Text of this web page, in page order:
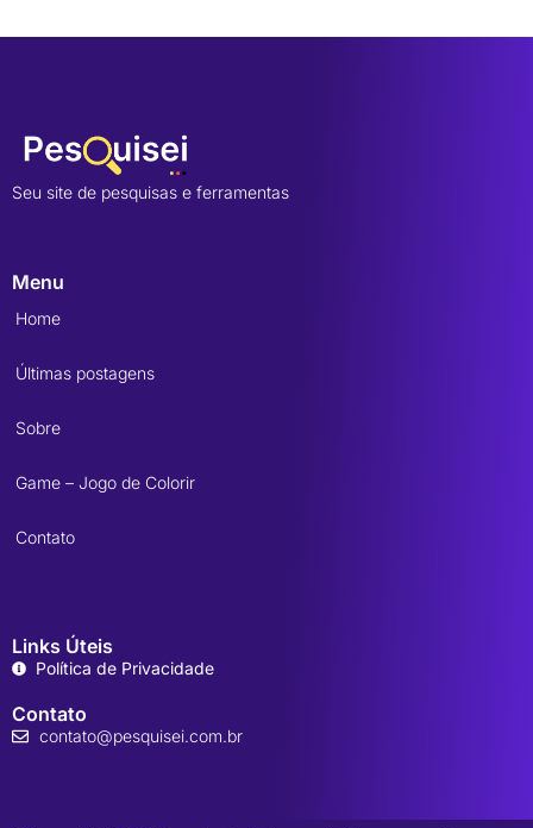
Seu site de pesquisas e ferramentas
Menu
Home
Últimas postagens
Sobre
Game – Jogo de Colorir
Contato
Links Úteis
Política de Privacidade
Contato
contato@pesquisei.com.br